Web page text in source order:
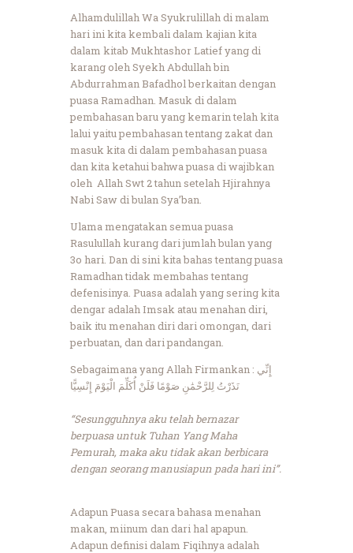
Alhamdulillah Wa Syukrulillah di malam
hari ini kita kembali dalam kajian kita
dalam kitab Mukhtashor Latief yang di
karang oleh Syekh Abdullah bin
Abdurrahman Bafadhol berkaitan dengan
puasa Ramadhan. Masuk di dalam
pembahasan baru yang kemarin telah kita
lalui yaitu pembahasan tentang zakat dan
masuk kita di dalam pembahasan puasa
dan kita ketahui bahwa puasa di wajibkan
oleh Allah Swt 2 tahun setelah Hjirahnya
Nabi Saw di bulan Sya’ban.
Ulama mengatakan semua puasa
Rasulullah kurang dari jumlah bulan yang
3o hari. Dan di sini kita bahas tentang puasa
Ramadhan tidak membahas tentang
defenisinya. Puasa adalah yang sering kita
dengar adalah Imsak atau menahan diri,
baik itu menahan diri dari omongan, dari
perbuatan, dan dari pandangan.
Sebagaimana yang Allah Firmankan : إِنِّي
نَذَرْتُ لِلرَّحْمَٰنِ صَوْمًا فَلَنْ أُكَلِّمَ الْيَوْمَ إِنْسِيًّا
“Sesungguhnya aku telah bernazar
berpuasa untuk Tuhan Yang Maha
Pemurah, maka aku tidak akan berbicara
dengan seorang manusiapun pada hari ini”.
Adapun Puasa secara bahasa menahan
makan, miinum dan dari hal apapun.
Adapun definisi dalam Fiqihnya adalah